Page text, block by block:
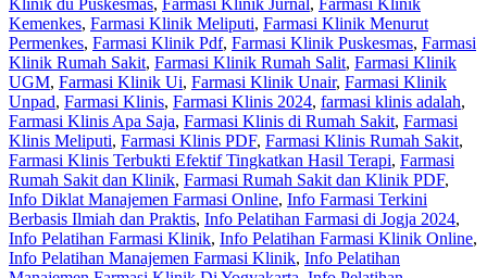
Kemenkes, Farmasi Klinik Meliputi, Farmasi Klinik Menurut
Permenkes, Farmasi Klinik Pdf, Farmasi Klinik Puskesmas, Farmasi
Klinik Rumah Sakit, Farmasi Klinik Rumah Salit, Farmasi Klinik
UGM, Farmasi Klinik Ui, Farmasi Klinik Unair, Farmasi Klinik
Unpad, Farmasi Klinis, Farmasi Klinis 2024, farmasi klinis adalah,
Farmasi Klinis Apa Saja, Farmasi Klinis di Rumah Sakit, Farmasi
Klinis Meliputi, Farmasi Klinis PDF, Farmasi Klinis Rumah Sakit,
Farmasi Klinis Terbukti Efektif Tingkatkan Hasil Terapi, Farmasi
Rumah Sakit dan Klinik, Farmasi Rumah Sakit dan Klinik PDF,
Info Diklat Manajemen Farmasi Online, Info Farmasi Terkini
Berbasis Ilmiah dan Praktis, Info Pelatihan Farmasi di Jogja 2024,
Info Pelatihan Farmasi Klinik, Info Pelatihan Farmasi Klinik Online,
Info Pelatihan Manajemen Farmasi Klinik, Info Pelatihan